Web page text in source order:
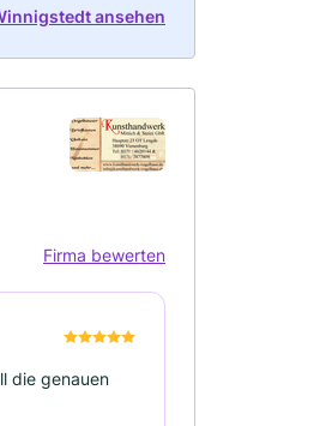
ansehen
Firma bewerten
die genauen